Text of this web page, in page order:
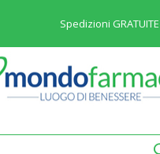
Spedizioni